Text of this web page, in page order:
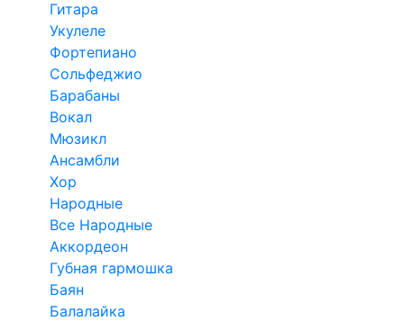
Гитара
Укулеле
Фортепиано
Сольфеджио
Барабаны
Вокал
Мюзикл
Ансамбли
Хор
Народные
Все Народные
Аккордеон
Губная гармошка
Баян
Балалайка